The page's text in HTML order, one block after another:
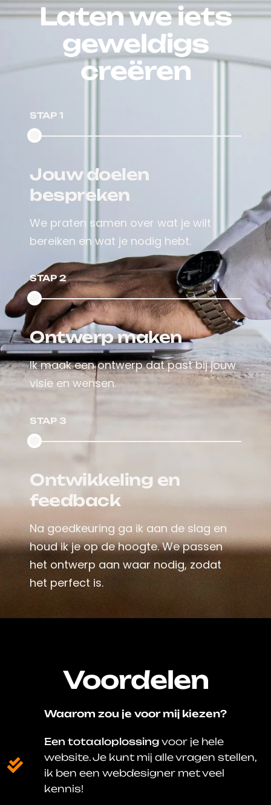
Laten we iets
geweldigs
creëren
STAP 1
Jouw doelen
bespreken
We praten samen over wat je wilt
bereiken en wat je nodig hebt.
STAP 2
Ontwerp maken
Ik maak een ontwerp dat past bij jouw
visie en wensen.
STAP 3
Ontwikkeling en
feedback
Na goedkeuring ga ik aan de slag en
houd ik je op de hoogte. We passen
het ontwerp aan waar nodig, zodat
het perfect is.
Voordelen
Waarom zou je voor mij kiezen?
Een totaaloplossing voor je hele
website. Je kunt mij alle vragen stellen,
ik ben een webdesigner met veel
kennis!